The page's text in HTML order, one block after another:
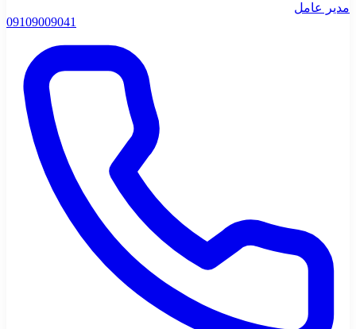
مدیر عامل
09109009041